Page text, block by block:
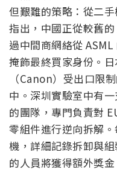
但艱難的策略：從二
指出，中國正從較舊
過中間商網絡從
掩飾最終買家身份。
（Canon）受出口限
中。深圳實驗室中有
的團隊，專門負責對
零組件進行逆向拆解
機，詳細記錄拆卸與
的人員將獲得額外獎金